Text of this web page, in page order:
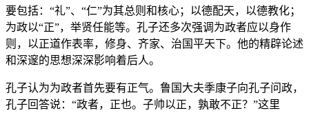
要包括：“礼”、“仁”为其总则和核心；以德配天，以德教化；
为政以“正”，举贤任能等。孔子还多次强调为政者应以身作
则，以正道作表率，修身、齐家、治国平天下。他的精辟论述
和深邃的思想深深影响着后人。
孔子认为为政者首先要有正气。鲁国大夫季康子向孔子问政，
孔子回答说：“政者，正也。子帅以正，孰敢不正？”这里